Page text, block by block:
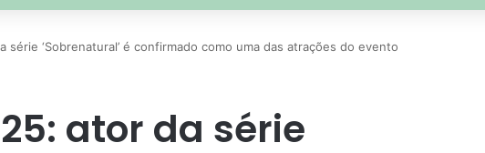
série ‘Sobrenatural’ é confirmado como uma das atrações do evento
ator da série